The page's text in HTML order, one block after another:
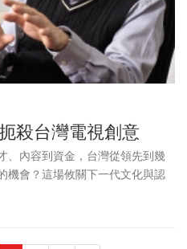
殺台灣電視創意
、內容到資金，台灣從領先到幾
機會？這場攸關下一代文化與認
峰的第一手觀察，給台灣電視